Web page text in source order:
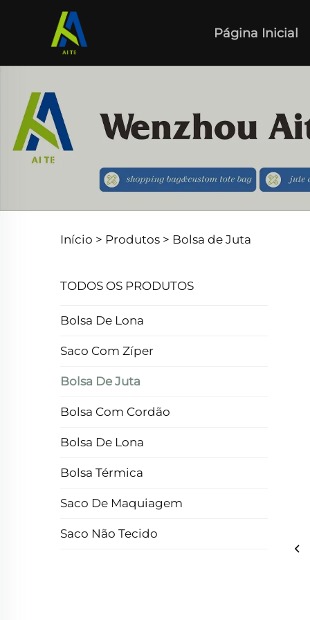
Página Inicial
Início > Produtos > Bolsa de Juta
TODOS OS PRODUTOS
Bolsa De Lona
Saco Com Zíper
Bolsa De Juta
Bolsa Com Cordão
Bolsa De Lona
Bolsa Térmica
Saco De Maquiagem
Saco Não Tecido